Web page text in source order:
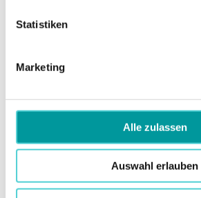
Statistiken
Marketing
Alle zulassen
Auswahl erlauben
Keine Angabe
f) Rückenschmerzen (falls
Ja
Keine Angabe